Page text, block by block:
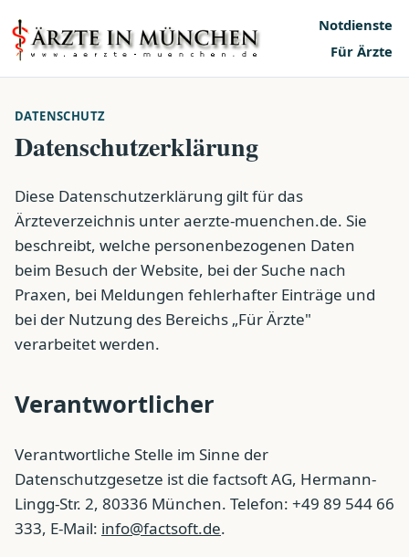
Notdienste
Für Ärzte
DATENSCHUTZ
Datenschutzerklärung
Diese Datenschutzerklärung gilt für das
Ärzteverzeichnis unter aerzte-muenchen.de. Sie
beschreibt, welche personenbezogenen Daten
beim Besuch der Website, bei der Suche nach
Praxen, bei Meldungen fehlerhafter Einträge und
bei der Nutzung des Bereichs „Für Ärzte"
verarbeitet werden.
Verantwortlicher
Verantwortliche Stelle im Sinne der
Datenschutzgesetze ist die factsoft AG, Hermann-
Lingg-Str. 2, 80336 München. Telefon: +49 89 544 66
333, E-Mail: info@factsoft.de.